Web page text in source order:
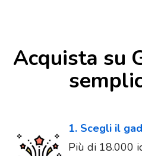
Acquista su
1. Scegli il
Più di 18.000